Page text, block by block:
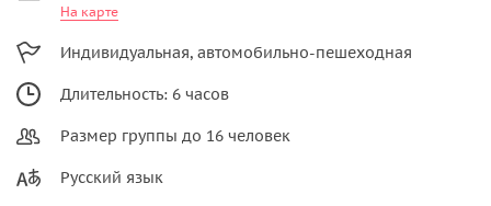
На карте
Индивидуальная, автомобильно-пешеходная
Длительность: 6 часов
Размер группы до 16 человек
Русский язык